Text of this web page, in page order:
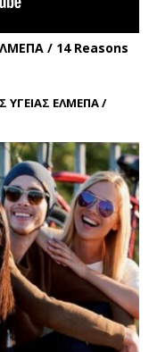
/ 14 Reasons
ΕΛΜΕΠΑ /